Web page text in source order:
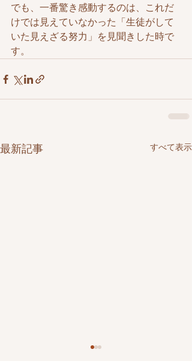
でも、一番驚き感動するのは、これだ
けでは見えていなかった「生徒がして
いた見えざる努力」を見聞きした時で
す。
最新記事 すべて表示